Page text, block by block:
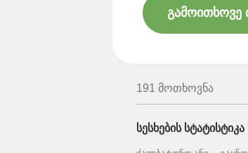
გამოითხოვე
191 მოთხოვნა
სესხების